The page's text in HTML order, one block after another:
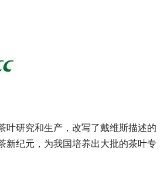
叶研究和生产，改写了戴维斯描述的
新纪元，为我国培养出大批的茶叶专